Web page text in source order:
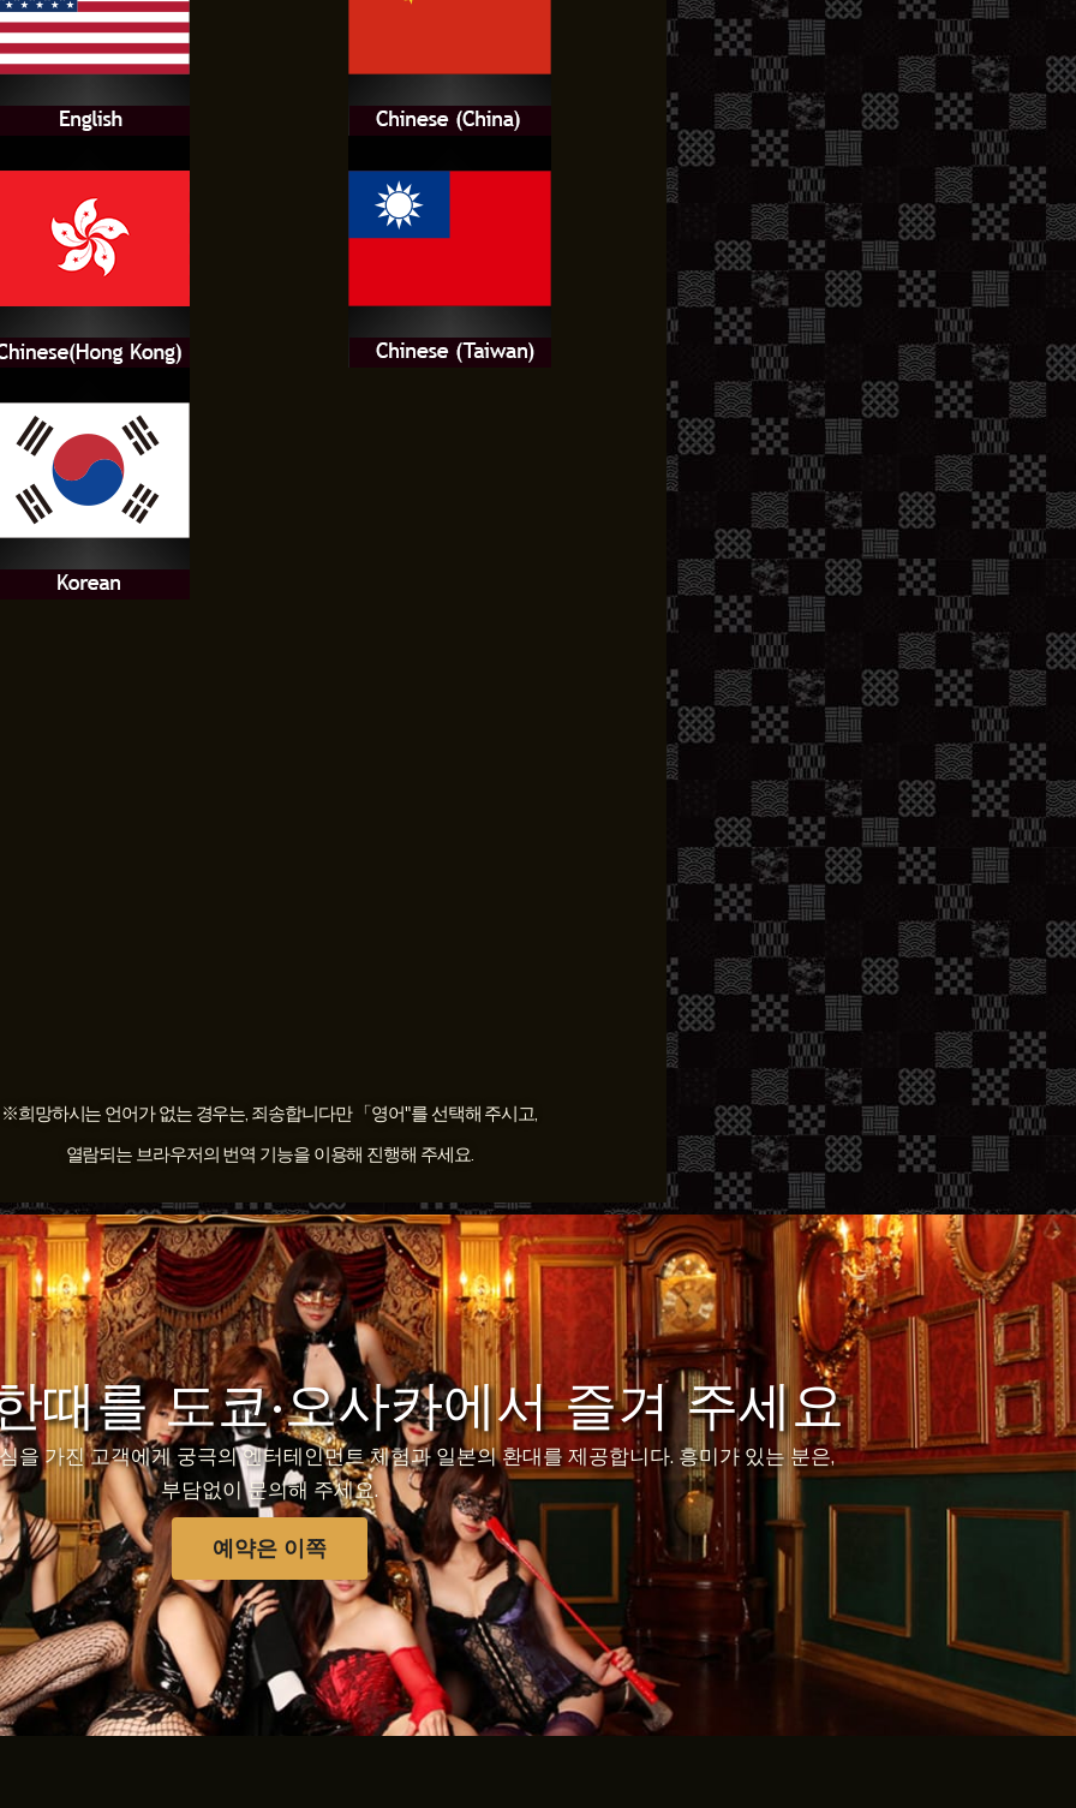
※희망하시는 언어가 없는 경우는, 죄송합니다만 「영어"를 선택해 주시고,
열람되는 브라우저의 번역 기능을 이용해 진행해 주세요.
때를 도쿄·오사카에서 즐겨 주세요
을 가진 고객에게 궁극의 엔터테인먼트 체험과 일본의 환대를 제공합니다. 흥미가 있는 분은,
부담없이 문의해 주세요.
예약은 이쪽